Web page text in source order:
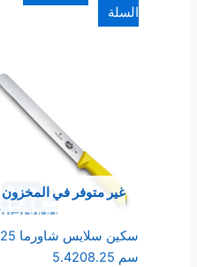
السلة
غير متوفر في المخزون
سكين سلايس شاورما 25
سم 5.4208.25